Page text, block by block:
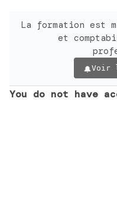
La formation est
et
Voir
You do not have